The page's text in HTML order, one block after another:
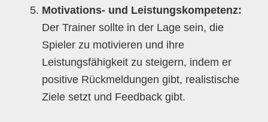
Motivations- und Leistungskompetenz:
Der Trainer sollte in der Lage sein, die
Spieler zu motivieren und ihre
Leistungsfähigkeit zu steigern, indem er
positive Rückmeldungen gibt, realistische
Ziele setzt und Feedback gibt.